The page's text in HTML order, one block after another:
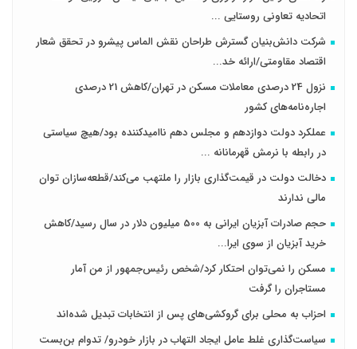
اتحادیه تعاونی روستایی ...
شرکت دانش‌بنیان گسترش طراحان‌‌ ‌نقش‌ الماس پیشرو در تحقق شعار
اقتصاد مقاومتی/ارائه خد...
نزول 24 درصدی معاملات مسکن در تهران/کاهش 21 درصدی
اجاره‌نامه‌های کشور
عملکرد دولت دوازدهم و مجلس دهم ناامیدکننده بود/هیچ سیاستی
در رابطه با نرمش قهرمانانه ...
دخالت دولت در قیمت‌گذاری بازار را ملتهب می‌کند/قطعه‌سازان توان
مالی ندارند
حجم صادرات آبزیان ایرانی به 500 میلیون دلار در سال رسید/کاهش
خرید آبزیان از سوی ایرا...
مسکن را نمی‌توان احتکار کرد/شخص رئیس‌جمهور از من آمار
مستاجران را گرفت
احزاب به محلی برای گروکشی‌های پس از انتخابات تبدیل شده‌اند
سیاست‌گذاری غلط عامل ایجاد التهاب در بازار خودرو/ تدوام بن‌بست